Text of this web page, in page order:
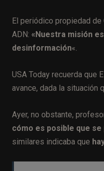
El periódico propiedad
ADN: «Nuestra misión
desinformación«.
USA Today recuerda que
avance, dada la situación
Ayer, no obstante,
cómo es posible que se
similares indicaba que